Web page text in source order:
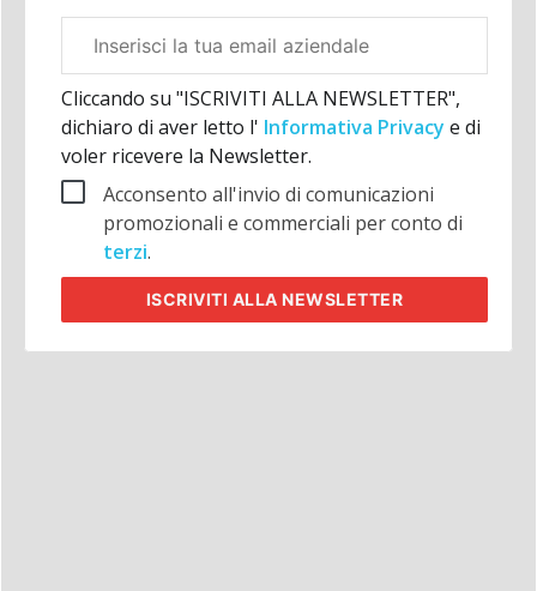
aziendale
Cliccando su "ISCRIVITI ALLA NEWSLETTER",
dichiaro di aver letto l' Informativa Privacy e di
voler ricevere la Newsletter.
Acconsento all'invio di comunicazioni
promozionali e commerciali per conto di
terzi.
ISCRIVITI ALLA NEWSLETTER